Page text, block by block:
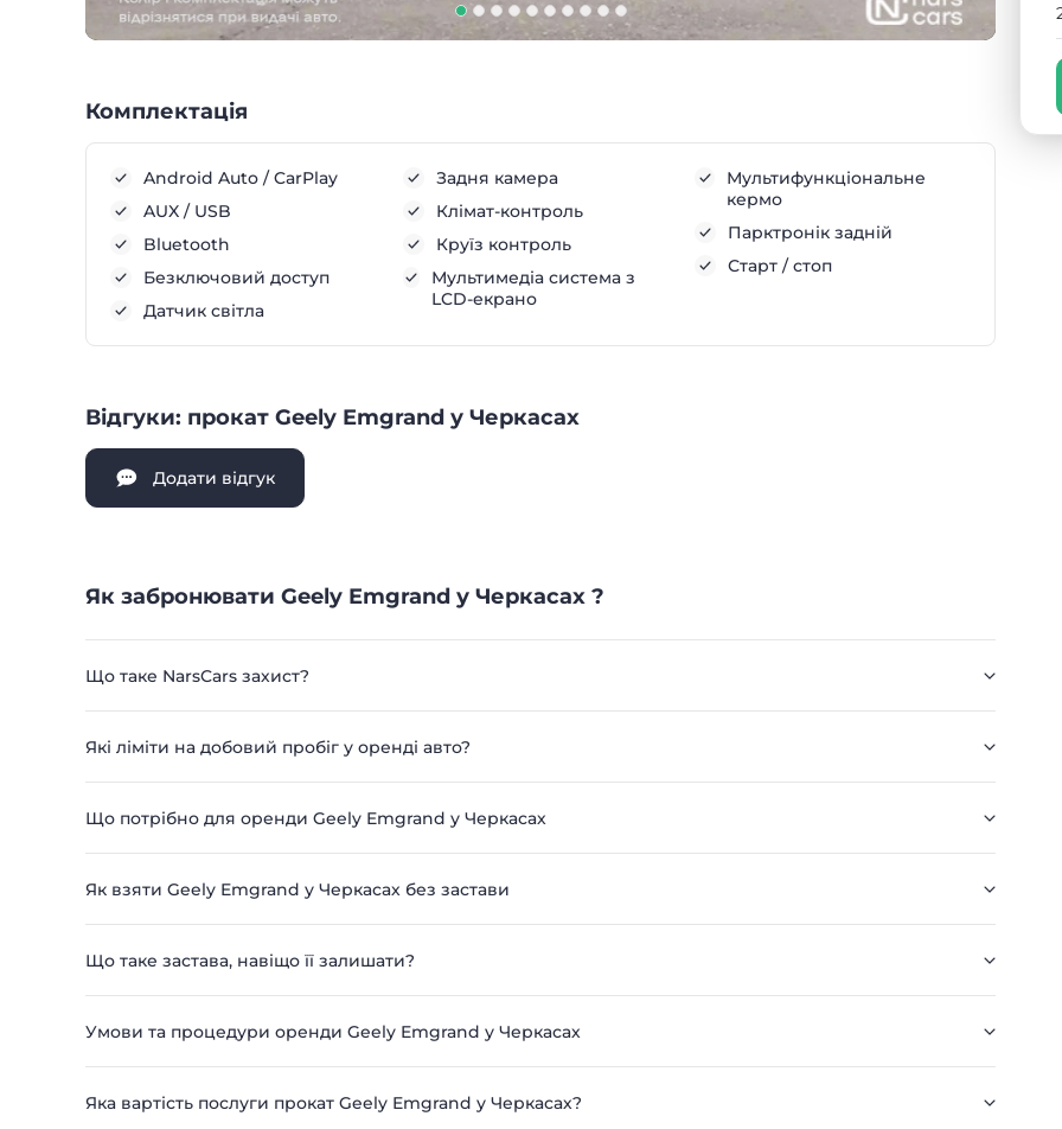
Комплектація
Android Auto / CarPlay
AUX / USB
Bluetooth
Безключовий доступ
Датчик світла
Задня камера
Клімат-контроль
Круїз контроль
Мультимедіа система з
LCD-екрано
Мультифункціональне
кермо
Парктронік задній
Старт / стоп
Відгуки: прокат Geely Emgrand у Черкасах
Додати відгук
Як забронювати Geely Emgrand у Черкасах ?
Що таке NarsCars захист?
Які ліміти на добовий пробіг у оренді авто?
Що потрібно для оренди Geely Emgrand у Черкасах
Як взяти Geely Emgrand у Черкасах без застави
Що таке застава, навіщо її залишати?
Умови та процедури оренди Geely Emgrand у Черкасах
Яка вартість послуги прокат Geely Emgrand у Черкасах?